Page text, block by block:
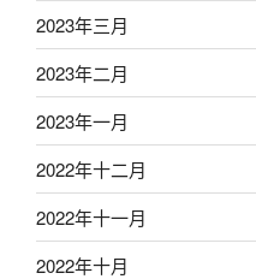
2023年三月
2023年二月
2023年一月
2022年十二月
2022年十一月
2022年十月